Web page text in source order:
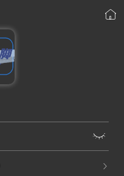


